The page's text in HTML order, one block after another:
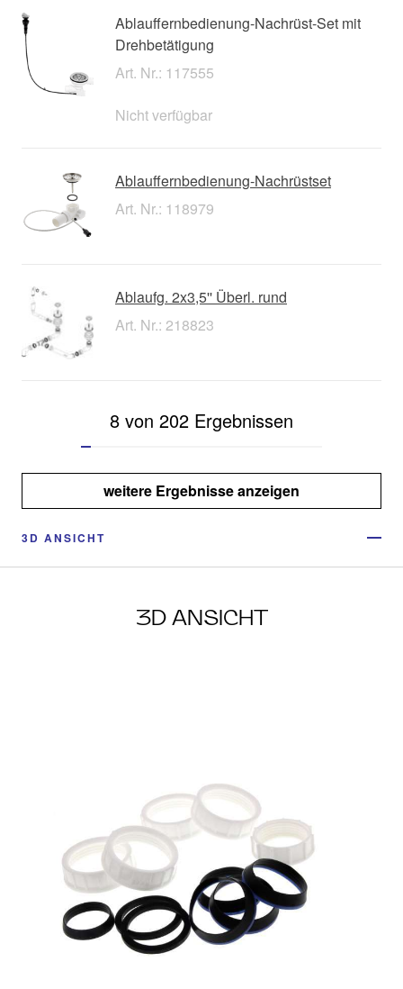
Ablauffernbedienung-Nachrüst-Set mit
Drehbetätigung
Art. Nr.: 117555
Nicht verfügbar
Ablauffernbedienung-Nachrüstset
Art. Nr.: 118979
Ablaufg. 2x3,5'' Überl. rund
Art. Nr.: 218823
8 von 202 Ergebnissen
weitere Ergebnisse anzeigen
3D ANSICHT
3D ANSICHT